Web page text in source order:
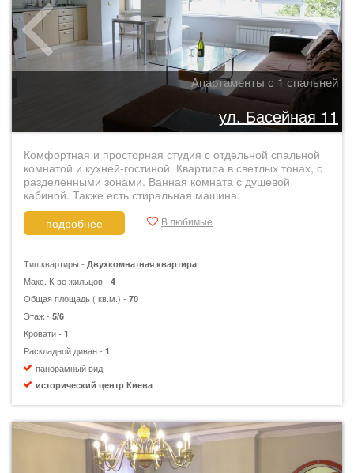
Апартаменты с 1 спальней
ул. Басейная 11
Комфортная и просторная студия с отдельной спальной
комнатой и кухней-гостиной. Квартира в светлых тонах, с
разделенными зонами. Ванная комната с душевой
кабиной. Также есть стиральная машина.
подробнее
В любимые
Тип квартиры - Двухкомнатная квартира
Макс. К-во жильцов - 4
Общая площадь ( кв.м.) - 70
Этаж - 5/6
Кровати - 1
Раскладной диван - 1
панорамный вид
исторический центр Киева